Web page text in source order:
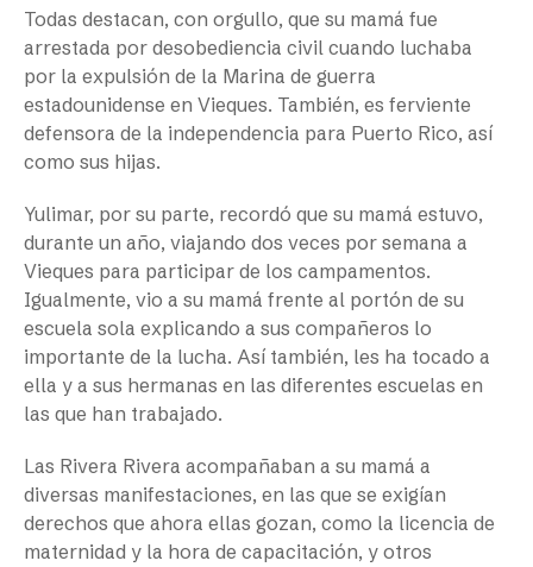
Todas destacan, con orgullo, que su mamá fue
arrestada por desobediencia civil cuando luchaba
por la expulsión de la Marina de guerra
estadounidense en Vieques. También, es ferviente
defensora de la independencia para Puerto Rico, así
como sus hijas.
Yulimar, por su parte, recordó que su mamá estuvo,
durante un año, viajando dos veces por semana a
Vieques para participar de los campamentos.
Igualmente, vio a su mamá frente al portón de su
escuela sola explicando a sus compañeros lo
importante de la lucha. Así también, les ha tocado a
ella y a sus hermanas en las diferentes escuelas en
las que han trabajado.
Las Rivera Rivera acompañaban a su mamá a
diversas manifestaciones, en las que se exigían
derechos que ahora ellas gozan, como la licencia de
maternidad y la hora de capacitación, y otros